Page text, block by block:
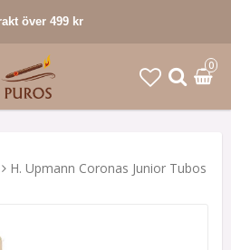
över 499 kr
0
H. Upmann Coronas Junior Tubos